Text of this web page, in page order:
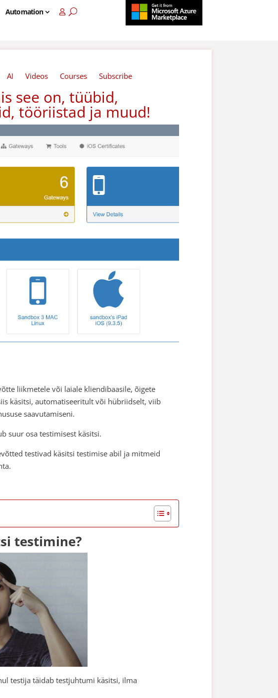
Automation
AI Videos Courses Subscribe
see on, tüübid,
tööriistad ja muud!
liikmetele või laiale kliendibaasile, õigete
käsitsi, automatiseeritult või hübriidselt, viib
saavutamiseni.
suur osa testimisest käsitsi.
testivad käsitsi testimise abil ja mitmeid
testimine?
testija täidab testjuhtumi käsitsi, ilma